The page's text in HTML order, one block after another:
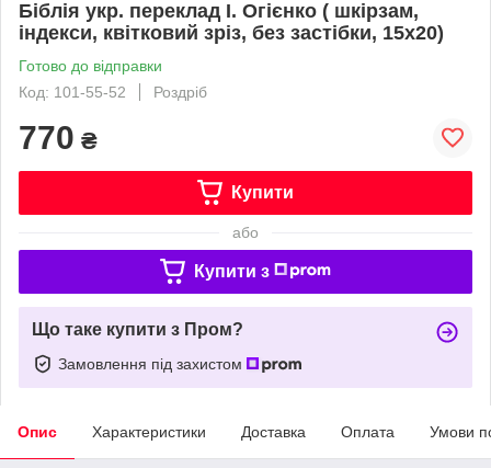
Біблія укр. переклад І. Огієнко ( шкірзам,
індекси, квітковий зріз, без застібки, 15х20)
Готово до відправки
Код: 101-55-52
Роздріб
770 ₴
Купити
або
Купити з
Що таке купити з Пром?
Замовлення під захистом
Опис Характеристики Доставка Оплата Умови